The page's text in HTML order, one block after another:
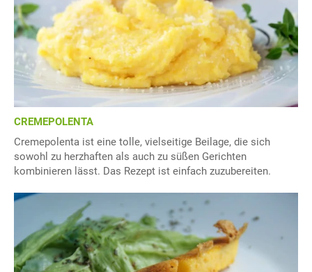
CREMEPOLENTA
Cremepolenta ist eine tolle, vielseitige Beilage, die sich
sowohl zu herzhaften als auch zu süßen Gerichten
kombinieren lässt. Das Rezept ist einfach zuzubereiten.